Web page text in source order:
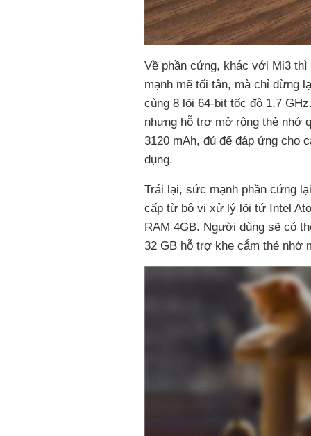
Về phần cứng, khác với Mi3
mạnh mẽ tối tân, mà chỉ dừng
cùng 8 lõi 64-bit tốc độ 1,7
nhưng hỗ trợ mở rộng thẻ nhớ
3120 mAh, đủ để đáp ứng cho
dụng.
Trái lại, sức mạnh phần cứng
cấp từ bộ vi xử lý lõi tứ Intel
RAM 4GB. Người dùng sẽ có
32 GB hỗ trợ khe cắm thẻ nhớ